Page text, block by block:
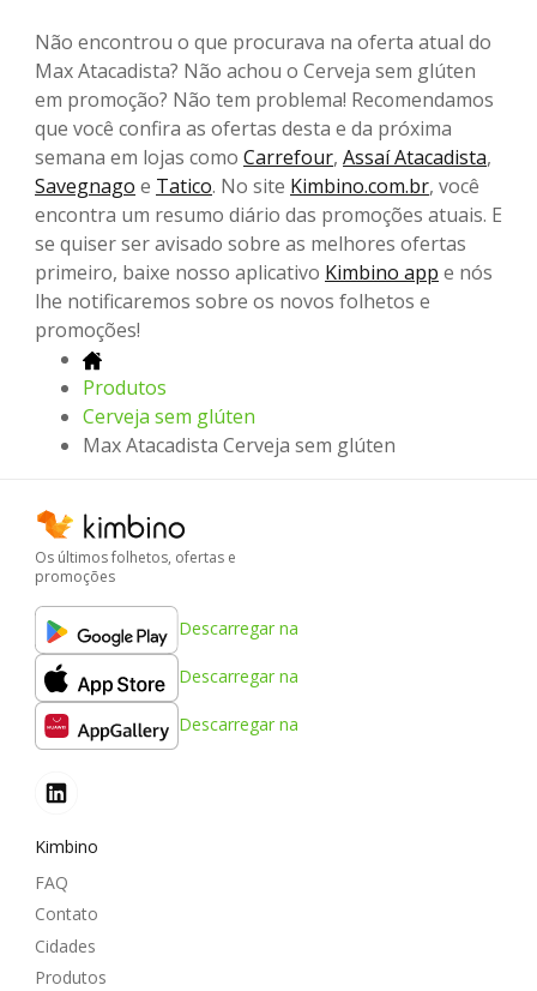
Não encontrou o que procurava na oferta atual do
Max Atacadista? Não achou o Cerveja sem glúten
em promoção? Não tem problema! Recomendamos
que você confira as ofertas desta e da próxima
semana em lojas como Carrefour, Assaí Atacadista,
Savegnago e Tatico. No site Kimbino.com.br, você
encontra um resumo diário das promoções atuais. E
se quiser ser avisado sobre as melhores ofertas
primeiro, baixe nosso aplicativo Kimbino app e nós
lhe notificaremos sobre os novos folhetos e
promoções!
Produtos
Cerveja sem glúten
Max Atacadista Cerveja sem glúten
Os últimos folhetos, ofertas e
promoções
Descarregar na
Descarregar na
Descarregar na
Kimbino
FAQ
Contato
Cidades
Produtos